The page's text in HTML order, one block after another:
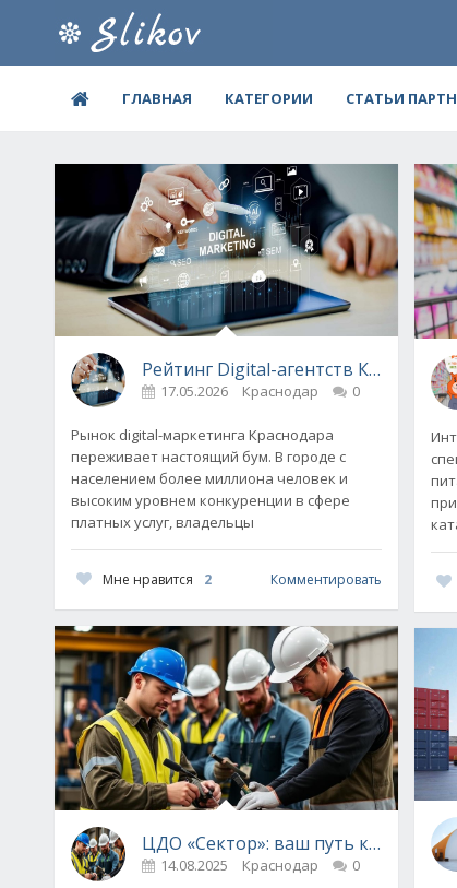
ГЛАВНАЯ КАТЕГОРИИ СТАТЬИ
Рейтинг Digital-агентств
17.05.2026 Краснодар 0
Рынок digital-маркетинга Краснодара
переживает настоящий бум. В городе с
населением более миллиона человек и
высоким уровнем конкуренции в сфере
платных услуг, владельцы
Мне нравится 2 Комментировать
ЦДО «Сектор»: ваш путь к
14.08.2025 Краснодар 0